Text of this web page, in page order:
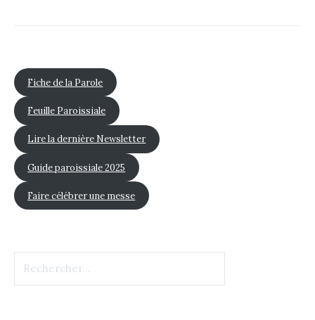
Fiche de la Parole
Feuille Paroissiale
Lire la dernière Newsletter
Guide paroissiale 2025
Faire célébrer une messe